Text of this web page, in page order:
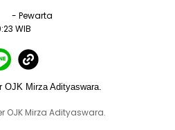
- Pewarta
WIB
OJK Mirza Adityaswara.